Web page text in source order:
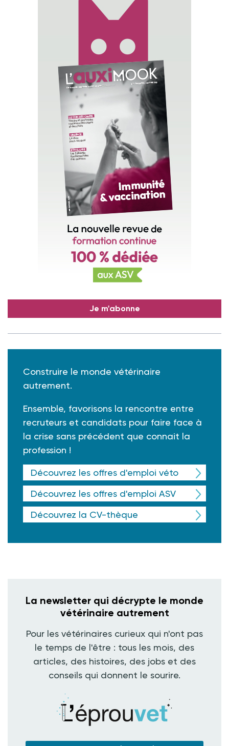
Je m'abonne
Construire le monde vétérinaire
autrement.
Ensemble, favorisons la rencontre entre
recruteurs et candidats pour faire face à
la crise sans précédent que connait la
profession !
Découvrez les offres d'emploi véto
Découvrez les offres d'emploi ASV
Découvrez la CV-thèque
La newsletter qui décrypte le monde
vétérinaire autrement
Pour les vétérinaires curieux qui n'ont pas
le temps de l'être : tous les mois, des
articles, des histoires, des jobs et des
conseils qui donnent le sourire.